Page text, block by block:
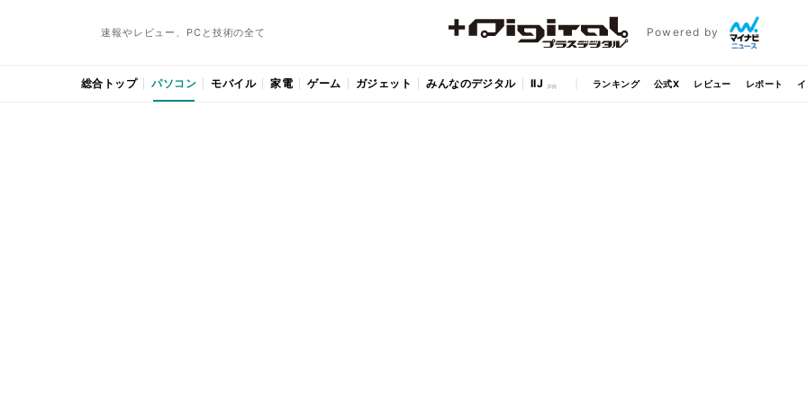
速報やレビュー、PCと技術の全て Powered by
総合トップ パソコン モバイル 家電 ゲーム ガジェット みんなのデジタル IIJ ランキング 公式X レビュー レポート